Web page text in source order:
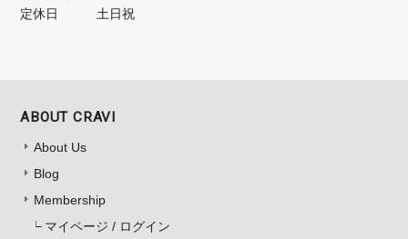
定休日
土日祝
ABOUT CRAVI
About Us
Blog
Membership
マイページ / ログイン